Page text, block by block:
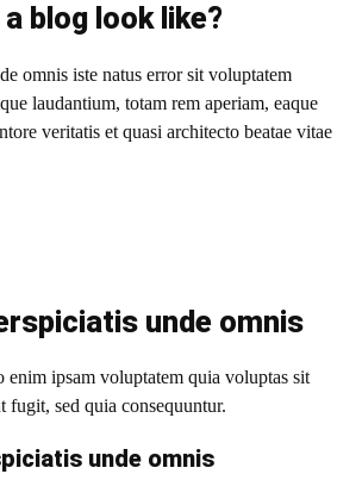
blog look like?
omnis iste natus error sit voluptatem
laudantium, totam rem aperiam, eaque
veritatis et quasi architecto beatae vitae
unde omnis
enim ipsam voluptatem quia voluptas sit
fugit, sed quia consequuntur.
unde omnis